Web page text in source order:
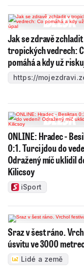
Jak se zdravě
tropických vedrech:
pomáhá a kdy už
https://
ONLINE: Hradec -
0:1. Turci jdou do
Odražený míč uklidil
Kilicsoy
iSport
Sraz v šest ráno.
úsvitu ve 3000
Lidé a země